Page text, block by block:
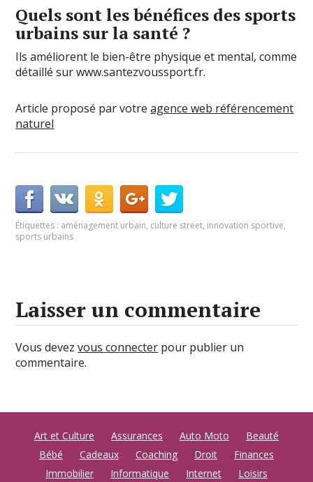
Quels sont les bénéfices des sports
urbains sur la santé ?
Ils améliorent le bien-être physique et mental, comme
détaillé sur www.santezvoussport.fr.
Article proposé par votreagence web référencement
naturel
Étiquettes : aménagement urbain, culture street, innovation sportive,
sports urbains
Laisser un commentaire
Vous devezvous connecter pour publier un
commentaire.
Art et Culture Assurances Auto Moto
Beauté
Bébé
Cadeaux Coaching Droit
Finances
Immobilier
Informatique Internet Loisirs